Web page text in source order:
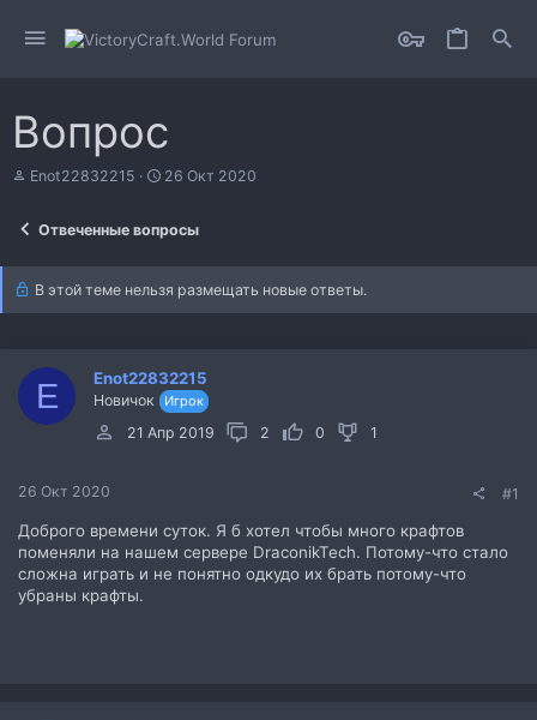
Вопрос
А
е
м
Enot22832215
Д
а
ч
а
26 Окт 2020
Отвеченные вопросы
В этой теме нельзя размещать новые ответы.
E Enot22832215
Новичок Игрок
21 Апр 2019 2 0 1
26 Окт 2020 #1
Доброго времени суток. Я б хотел чтобы много крафтов
поменяли на нашем сервере DraconikTech. Потому-что стало
сложна играть и не понятно одкудо их брать потому-что
убраны крафты.